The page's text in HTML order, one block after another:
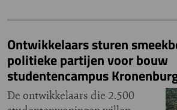
Ontwikkelaars sturen
politieke partijen voor bouw
studentencampus
De ontwikkelaars die 2.500